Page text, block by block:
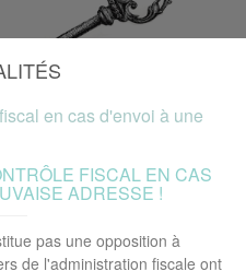
FISCAL EN CAS
ADRESSE !
pas une opposition à
de l'administration fiscale ont